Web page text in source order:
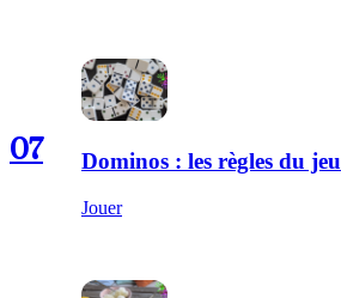
07 Dominos : les règles du jeu
Jouer